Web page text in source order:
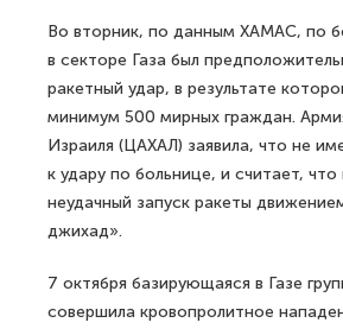
Во вторник, по данным ХАМАС, по
в секторе Газа был
ракетный удар, в результате
минимум 500 мирных граждан.
Израиля (ЦАХАЛ) заявила, что не
к удару по больнице, и считает, что
неудачный запуск ракеты
джихад».
7 октября базирующаяся в Газе
совершила кровопролитное